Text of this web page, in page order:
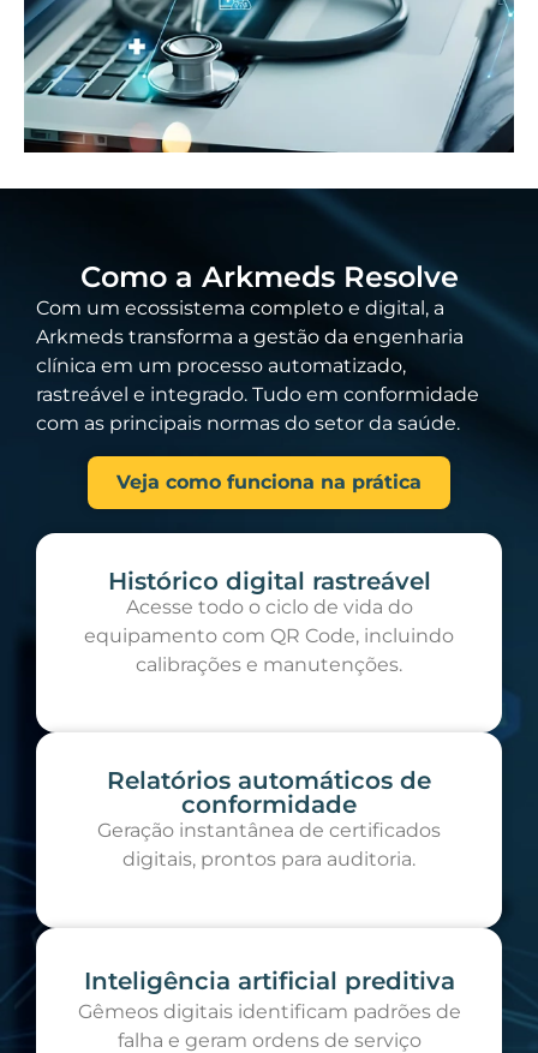
Como a Arkmeds Resolve
Com um ecossistema completo e digital, a
Arkmeds transforma a gestão da engenharia
clínica em um processo automatizado,
rastreável e integrado. Tudo em conformidade
com as principais normas do setor da saúde.
Veja como funciona na prática
Histórico digital rastreável
Acesse todo o ciclo de vida do
equipamento com QR Code, incluindo
calibrações e manutenções.
Relatórios automáticos de
conformidade
Geração instantânea de certificados
digitais, prontos para auditoria.
Inteligência artificial preditiva
Gêmeos digitais identificam padrões de
falha e geram ordens de serviço